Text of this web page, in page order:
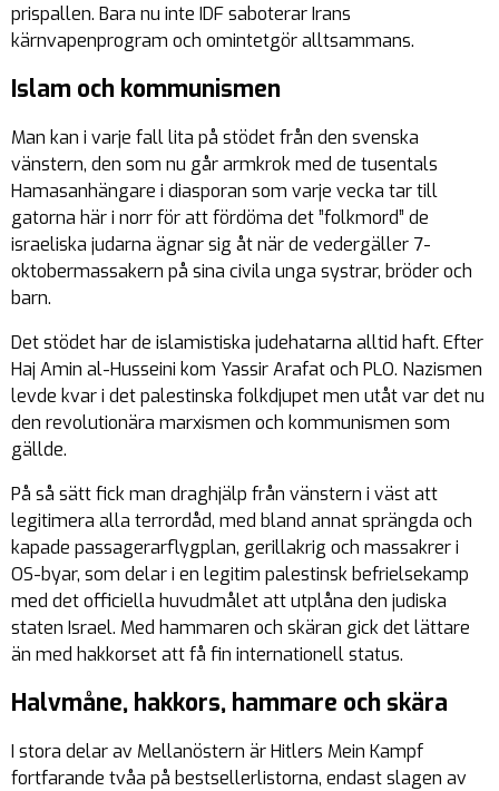
prispallen. Bara nu inte IDF saboterar Irans
kärnvapenprogram och omintetgör alltsammans.
Islam och kommunismen
Man kan i varje fall lita på stödet från den svenska
vänstern, den som nu går armkrok med de tusentals
Hamasanhängare i diasporan som varje vecka tar till
gatorna här i norr för att fördöma det ”folkmord” de
israeliska judarna ägnar sig åt när de vedergäller 7-
oktobermassakern på sina civila unga systrar, bröder och
barn.
Det stödet har de islamistiska judehatarna alltid haft. Efter
Haj Amin al-Husseini kom Yassir Arafat och PLO. Nazismen
levde kvar i det palestinska folkdjupet men utåt var det nu
den revolutionära marxismen och kommunismen som
gällde.
På så sätt fick man draghjälp från vänstern i väst att
legitimera alla terrordåd, med bland annat sprängda och
kapade passagerarflygplan, gerillakrig och massakrer i
OS-byar, som delar i en legitim palestinsk befrielsekamp
med det officiella huvudmålet att utplåna den judiska
staten Israel. Med hammaren och skäran gick det lättare
än med hakkorset att få fin internationell status.
Halvmåne, hakkors, hammare och skära
I stora delar av Mellanöstern är Hitlers Mein Kampf
fortfarande tvåa på bestsellerlistorna, endast slagen av